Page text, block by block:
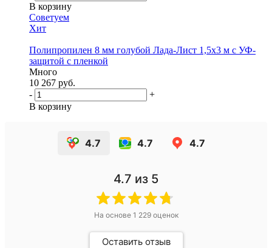
В корзину
Советуем
Хит
Полипропилен 8 мм голубой Лада-Лист 1,5х3 м с УФ-
защитой с пленкой
Много
10 267 руб.
-
+
В корзину
4.7 4.7 4.7
4.7 из 5
На основе 1 229оценок
Оставить отзыв